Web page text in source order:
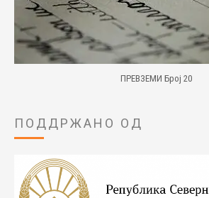
ПРЕВЗЕМИ Број 20
ПОДДРЖАНО ОД